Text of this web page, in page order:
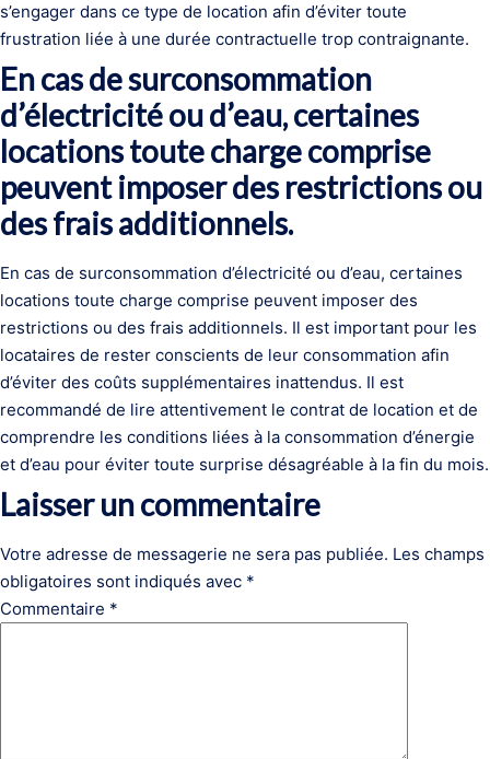
s’engager dans ce type de location afin d’éviter toute
frustration liée à une durée contractuelle trop contraignante.
En cas de surconsommation
d’électricité ou d’eau, certaines
locations toute charge comprise
peuvent imposer des restrictions ou
des frais additionnels.
En cas de surconsommation d’électricité ou d’eau, certaines
locations toute charge comprise peuvent imposer des
restrictions ou des frais additionnels. Il est important pour les
locataires de rester conscients de leur consommation afin
d’éviter des coûts supplémentaires inattendus. Il est
recommandé de lire attentivement le contrat de location et de
comprendre les conditions liées à la consommation d’énergie
et d’eau pour éviter toute surprise désagréable à la fin du mois.
Laisser un commentaire
Votre adresse de messagerie ne sera pas publiée. Les champs
obligatoires sont indiqués avec *
Commentaire *